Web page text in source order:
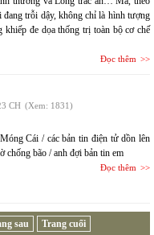
trỗi dậy, không chỉ là hình tượng
khiếp đe dọa thống trị toàn bộ cơ chế
Đọc thêm
CH (Xem: 1831)
Cái / các bản tin điện tử dồn lên
chống bão / anh đợi bản tin em
Đọc thêm
sau Trang cuối